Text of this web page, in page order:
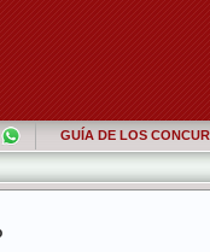
GUÍA DE LOS